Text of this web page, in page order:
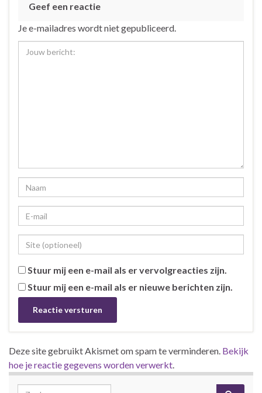
Geef een reactie
Je e-mailadres wordt niet gepubliceerd.
Stuur mij een e-mail als er vervolgreacties zijn.
Stuur mij een e-mail als er nieuwe berichten zijn.
Deze site gebruikt Akismet om spam te verminderen. Bekijk
hoe je reactie gegevens worden verwerkt.
Search for: